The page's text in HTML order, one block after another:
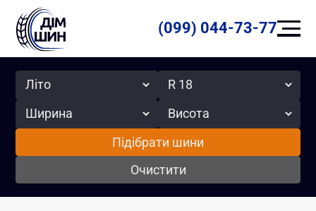
(099) 044-73-77
Сезон Радіус
Ширина Висота
Підібрати шини
Очистити